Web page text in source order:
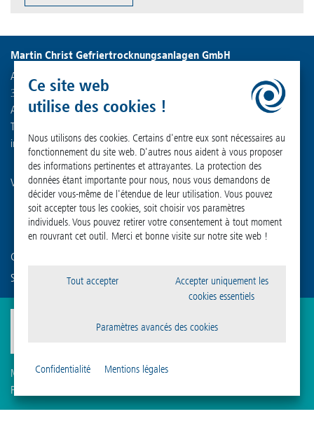
Martin Christ Gefriertrocknungsanlagen GmbH
An der Unteren Söse 50
37520 Osterode am Harz
Allemagne
Tél. : +49 (0) 55 22 50 07-0
info
@martinchrist.de
Visitez nos autres canaux :
Connaissez-vous déjà notre société sœur ?
Sigma Laborzentrifugen GmbH
Mentions légalesProtection des données
Paramètres des cookies
Ce site web
utilise des cookies !
Nous utilisons des cookies. Certains d'entre eux sont nécessaires au
fonctionnement du site web. D'autres nous aident à vous proposer
des informations pertinentes et attrayantes. La protection des
données étant importante pour nous, nous vous demandons de
décider vous-même de l'étendue de leur utilisation. Vous pouvez
soit accepter tous les cookies, soit choisir vos paramètres
individuels. Vous pouvez retirer votre consentement à tout moment
en rouvrant cet outil. Merci et bonne visite sur notre site web !
Tout accepter
Accepter uniquement les
cookies essentiels
Paramètres avancés des cookies
Confidentialité Mentions légales